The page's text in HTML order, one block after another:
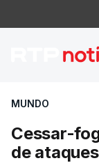
MUNDO
Cessar-
de